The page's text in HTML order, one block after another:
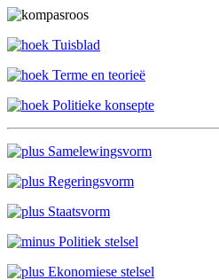
Tuisblad
Terme en teorieë
Politieke konsepte
Samelewingsvorm
Regeringsvorm
Staatsvorm
Politiek stelsel
Ekonomiese stelsel